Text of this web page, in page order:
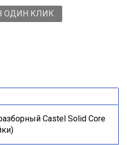
ОДИН КЛИК
Castel Solid Core